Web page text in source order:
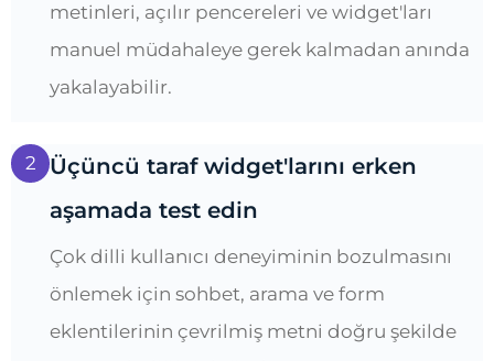
metinleri, açılır pencereleri ve widget'ları
manuel müdahaleye gerek kalmadan anında
yakalayabilir.
2
Üçüncü taraf widget'larını erken
aşamada test edin
Çok dilli kullanıcı deneyiminin bozulmasını
önlemek için sohbet, arama ve form
eklentilerinin çevrilmiş metni doğru şekilde